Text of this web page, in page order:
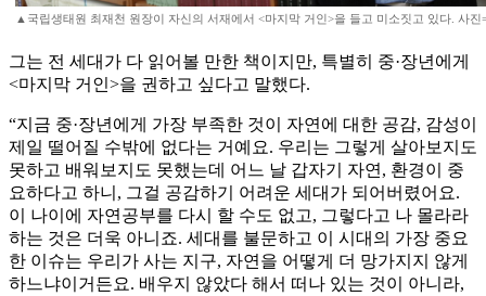
▲국립생태원 최재천 원장이 자신의 서재에서 <마지막 거인>을 들고 미소짓고 있다. 사진
그는 전 세대가 다 읽어볼 만한 책이지만, 특별히 중·장년에게
<마지막 거인>을 권하고 싶다고 말했다.
“지금 중·장년에게 가장 부족한 것이 자연에 대한 공감, 감성이
제일 떨어질 수밖에 없다는 거예요. 우리는 그렇게 살아보지도
못하고 배워보지도 못했는데 어느 날 갑자기 자연, 환경이 중
요하다고 하니, 그걸 공감하기 어려운 세대가 되어버렸어요.
이 나이에 자연공부를 다시 할 수도 없고, 그렇다고 나 몰라라
하는 것은 더욱 아니죠. 세대를 불문하고 이 시대의 가장 중요
한 이슈는 우리가 사는 지구, 자연을 어떻게 더 망가지지 않게
하느냐이거든요. 배우지 않았다 해서 떠나 있는 것이 아니라,